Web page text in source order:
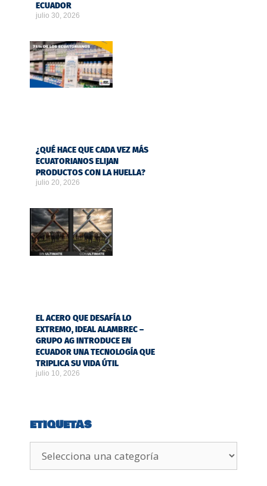
ECUADOR
julio 30, 2026
¿QUÉ HACE QUE CADA VEZ MÁS
ECUATORIANOS ELIJAN
PRODUCTOS CON LA HUELLA?
julio 20, 2026
EL ACERO QUE DESAFÍA LO
EXTREMO, IDEAL ALAMBREC –
GRUPO AG INTRODUCE EN
ECUADOR UNA TECNOLOGÍA QUE
TRIPLICA SU VIDA ÚTIL
julio 10, 2026
ETIQUETAS